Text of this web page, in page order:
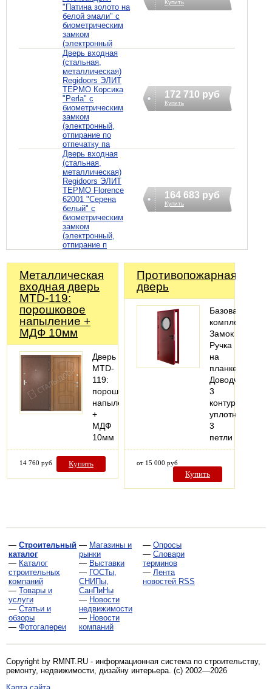
"Патина золото на
белой эмали" с
биометрическим
замком
(электронный
Купить
Дверь входная
(стальная,
металлическая)
Regidoors ЭЛИТ
ТЕРМО Корсика
"Perla" с
биометрическим
замком
(электронный,
отпирание по
отпечатку па
172 710 руб
Купить
Дверь входная
(стальная,
металлическая)
Regidoors ЭЛИТ
ТЕРМО Florence
62001 "Серена
белый" с
биометрическим
замком
(электронный,
отпирание п
164 683 руб
Купить
Металлическая
входная дверь
MTD-119:
порошковое
напыление +
МДФ 10мм
Дверь
MTD-
119:
порошковое
напыление
+
МДФ
10мм
14 760 руб Купить
Противопожарная
дверь
Базовая
комплектация:
Замок
Ручка
на
планке
Доводчик
3
контура
уплотнения
3
петли
от 15 000 руб
Купить
— Строительный
каталог
— Каталог
строительных
компаний
— Товары и
услуги
— Статьи и
обзоры
— Фотогалереи
— Магазины и
рынки
— Выставки
— ГОСТы,
СНИПы,
СанПиНы
— Новости
недвижимости
— Новости
компаний
— Опросы
— Словари
терминов
— Лента
новостей RSS
Copyright by RMNT.RU - информационная система по строительству,
ремонту, недвижимости, дизайну интерьера . (c) 2002—2026
Карта сайта